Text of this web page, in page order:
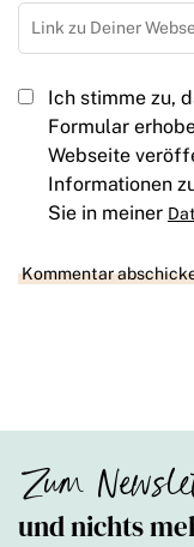
Ich stimme zu,
Formular
Webseite
Informationen
Sie in meiner
Zum
und nichts